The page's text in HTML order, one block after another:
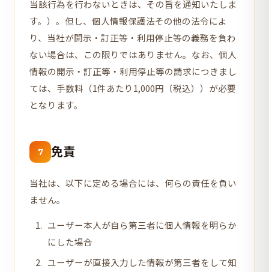
当該行為を行わないときは、その旨を通知いたしま
す。）。但し、個人情報保護法その他の法令によ
り、当社が開示・訂正等・利用停止等の義務を負わ
ない場合は、この限りではありません。なお、個人
情報の開示・訂正等・利用停止等の請求につきまし
ては、手数料（1件あたり1,000円（税込））が必要
となります。
7 免責
当社は、以下に定める場合には、何らの責任を負い
ません。
ユーザー本人が自ら第三者に個人情報を明らか
にした場合
ユーザーが直接入力した情報が第三者をして知